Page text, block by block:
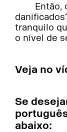
Então,
tranquilo
o nível de
Veja no
Se
abaixo: